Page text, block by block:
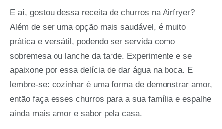
E aí, gostou dessa receita de churros na Airfryer?
Além de ser uma opção mais saudável, é muito
prática e versátil, podendo ser servida como
sobremesa ou lanche da tarde. Experimente e se
apaixone por essa delícia de dar água na boca. E
lembre-se: cozinhar é uma forma de demonstrar amor,
então faça esses churros para a sua família e espalhe
ainda mais amor e sabor pela casa.